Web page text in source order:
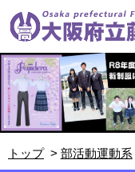
トップ 部活動運動系